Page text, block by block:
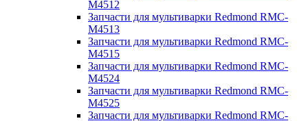
M4512
Запчасти для мультиварки Redmond RMC-
M4513
Запчасти для мультиварки Redmond RMC-
M4515
Запчасти для мультиварки Redmond RMC-
M4524
Запчасти для мультиварки Redmond RMC-
M4525
Запчасти для мультиварки Redmond RMC-